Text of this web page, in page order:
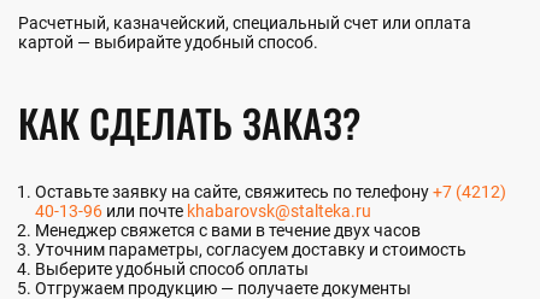
Расчетный, казначейский, специальный счет или оплата
картой — выбирайте удобный способ.
КАК СДЕЛАТЬ ЗАКАЗ?
Оставьте заявку на сайте, свяжитесь по телефону+7 (4212)
40-13-96 или почте khabarovsk@stalteka.ru
Менеджер свяжется с вами в течение двух часов
Уточним параметры, согласуем доставку и стоимость
Выберите удобный способ оплаты
Отгружаем продукцию — получаете документы